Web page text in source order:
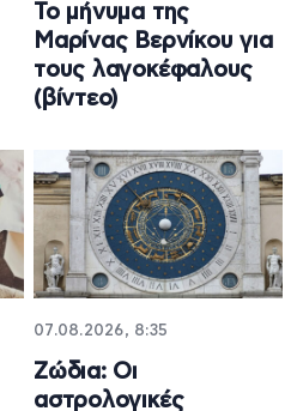
Το μήνυμα της
Μαρίνας Βερνίκου για
τους λαγοκέφαλους
(βίντεο)
07.08.2026, 8:35
Ζώδια: Οι
αστρολογικές